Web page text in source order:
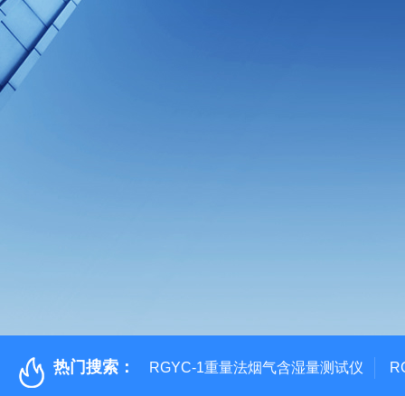
热门搜索： RGYC-1重量法烟气含湿量测试仪